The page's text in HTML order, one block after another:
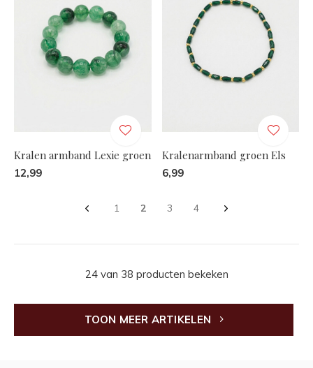
Kralen armband Lexie groen
12,99
Kralenarmband groen Els
6,99
1 2 3 4
24 van 38 producten bekeken
TOON MEER ARTIKELEN